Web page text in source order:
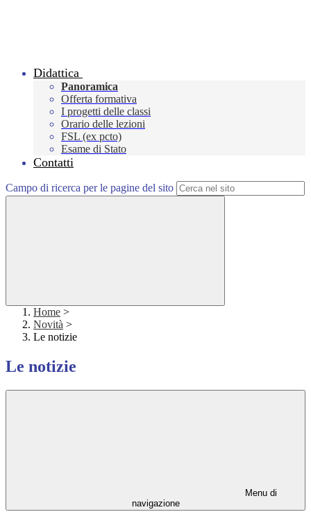
Didattica
Panoramica
Offerta formativa
I progetti delle classi
Orario delle lezioni
FSL (ex pcto)
Esame di Stato
Contatti
Campo di ricerca per le pagine del sito
Home >
Novità >
Le notizie
Le notizie
Menu di
navigazione